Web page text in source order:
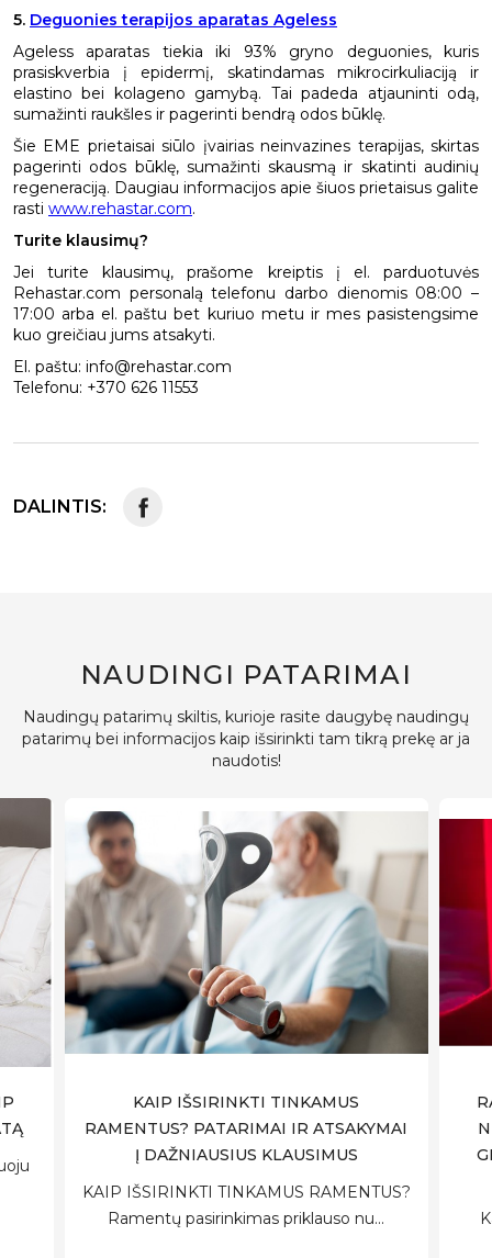
5. Deguonies terapijos aparatas Ageless
Ageless aparatas tiekia iki 93% gryno deguonies, kuris
prasiskverbia į epidermį, skatindamas mikrocirkuliaciją ir
elastino bei kolageno gamybą. Tai padeda atjauninti odą,
sumažinti raukšles ir pagerinti bendrą odos būklę.
Šie EME prietaisai siūlo įvairias neinvazines terapijas, skirtas
pagerinti odos būklę, sumažinti skausmą ir skatinti audinių
regeneraciją. Daugiau informacijos apie šiuos prietaisus galite
rasti www.rehastar.com.
Turite klausimų?
Jei turite klausimų, prašome kreiptis į el. parduotuvės
Rehastar.com personalą telefonu darbo dienomis 08:00 –
17:00 arba el. paštu bet kuriuo metu ir mes pasistengsime
kuo greičiau jums atsakyti.
El. paštu: info@rehastar.com
Telefonu: +370 626 11553
DALINTIS:
NAUDINGI PATARIMAI
Naudingų patarimų skiltis, kurioje rasite daugybę naudingų
patarimų bei informacijos kaip išsirinkti tam tikrą prekę ar ja
naudotis!
KAIP IŠSIRINKTI TINKAMUS
RAMENTUS? PATARIMAI IR ATSAKYMAI
Į DAŽNIAUSIUS KLAUSIMUS
KAIP IŠSIRINKTI TINKAMUS RAMENTUS?
Ramentų pasirinkimas priklauso nu...